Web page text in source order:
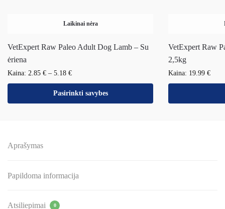
Laikinai nėra
VetExpert Raw Paleo Adult Dog Lamb – Su
ėriena
Kaina: 2.85 € – 5.18 €
Pasirinkti savybes
VetExpert Raw
2,5kg
Kaina: 19.99 €
Aprašymas
Papildoma informacija
Atsiliepimai 0